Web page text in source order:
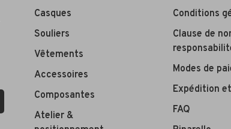
Casques
Souliers
Vêtements
Accessoires
Composantes
Atelier &
Conditions
Clause de
Modes de
Expédition
FAQ